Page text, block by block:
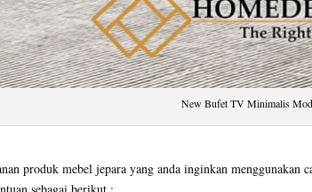
New Bufet TV Minimalis
produk mebel jepara yang anda inginkan
sebagai berikut :